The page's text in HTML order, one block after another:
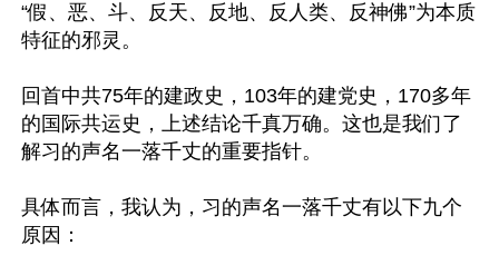
“假、恶、斗、反天、反地、反人类、反神佛”为本质
特征的邪灵。
回首中共75年的建政史，103年的建党史，170多年
的国际共运史，上述结论千真万确。这也是我们了
解习的声名一落千丈的重要指针。
具体而言，我认为，习的声名一落千丈有以下九个
原因：